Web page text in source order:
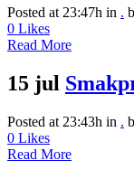
Posted at 23:47h in .
0 Likes
Read More
15 jul
Posted at 23:43h in .
0 Likes
Read More